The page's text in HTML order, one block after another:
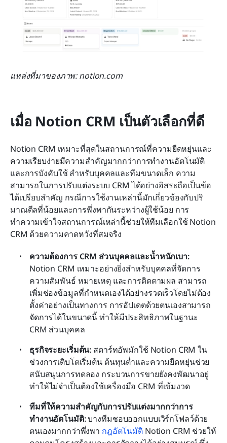
แหล่งที่มาของภาพ: notion.com
เมื่อ Notion CRM เป็นตัวเลือกที่ดี
Notion CRM เหมาะที่สุดในสถานการณ์ที่ความยืดหยุ่นและ
ความเรียบง่ายมีความสำคัญมากกว่าการทำงานอัตโนมัติ
และการบังคับใช้ สำหรับบุคคลและทีมขนาดเล็ก ความ
สามารถในการปรับแต่งระบบ CRM ได้อย่างอิสระถือเป็นข้อ
ได้เปรียบสำคัญ กรณีการใช้งานเหล่านี้มักเกี่ยวข้องกับปริ
มาณดีลที่น้อยและการพึ่งพากันระหว่างผู้ใช้น้อย การ
ทำความเข้าใจสถานการณ์เหล่านี้ช่วยให้ทีมเลือกใช้ Notion
CRM ด้วยความคาดหวังที่สมจริง
ความต้องการ CRM ส่วนบุคคลและน้ำหนักเบา:
Notion CRM เหมาะอย่างยิ่งสำหรับบุคคลที่จัดการ
ความสัมพันธ์ หมายเหตุ และการติดตามผล สามารถ
เพิ่มช่องข้อมูลที่กำหนดเองได้อย่างรวดเร็วโดยไม่ต้อง
ตั้งค่าอย่างเป็นทางการ การอัปเดตด้วยตนเองสามารถ
จัดการได้ในขนาดนี้ ทำให้มีประสิทธิภาพในฐานะ
CRM ส่วนบุคคล
ธุรกิจระยะเริ่มต้น: สตาร์ทอัพมักใช้ Notion CRM ใน
ช่วงการเติบโตเริ่มต้น ต้นทุนต่ำและความยืดหยุ่นช่วย
สนับสนุนการทดลอง กระบวนการขายยังคงพัฒนาอยู่
ทำให้ไม่จำเป็นต้องใช้เครื่องมือ CRM ที่เข้มงวด
ทีมที่ให้ความสำคัญกับการปรับแต่งมากกว่าการ
ทำงานอัตโนมัติ: บางทีมชอบออกแบบเวิร์กโฟลว์ด้วย
ตนเองมากกว่าพึ่งพา กฎอัตโนมัติ Notion CRM ช่วยให้